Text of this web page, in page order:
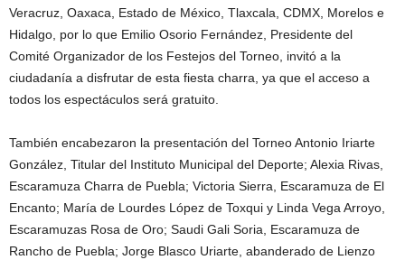
Veracruz, Oaxaca, Estado de México, Tlaxcala, CDMX, Morelos e
Hidalgo, por lo que Emilio Osorio Fernández, Presidente del
Comité Organizador de los Festejos del Torneo, invitó a la
ciudadanía a disfrutar de esta fiesta charra, ya que el acceso a
todos los espectáculos será gratuito.
También encabezaron la presentación del Torneo Antonio Iriarte
González, Titular del Instituto Municipal del Deporte; Alexia Rivas,
Escaramuza Charra de Puebla; Victoria Sierra, Escaramuza de El
Encanto; María de Lourdes López de Toxqui y Linda Vega Arroyo,
Escaramuzas Rosa de Oro; Saudi Gali Soria, Escaramuza de
Rancho de Puebla; Jorge Blasco Uriarte, abanderado de Lienzo